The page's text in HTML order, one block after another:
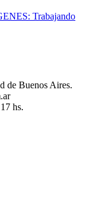
Trabajando
de Buenos Aires.
hs.